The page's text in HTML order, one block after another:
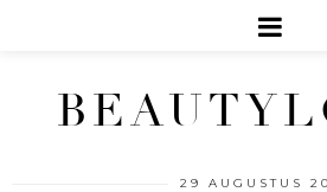
29 AUGUSTUS